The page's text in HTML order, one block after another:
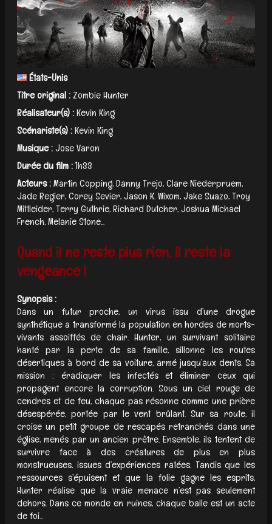
États-Unis
Titre original :Zombie Hunter
Réalisateur(s) :Kevin King
Scénariste(s) :Kevin King
Musique :Jose Varon
Durée du film :1h33
Acteurs :Martin Copping, Danny Trejo, Clare Niederpruem,
Jade Regier, Corey Sevier, Jason K. Wixom, Jake Suazo, Troy
Mittleider, Terry Guthrie, Richard Dutcher, Joshua Michael
French, Melanie Stone...
Quand il ne reste plus rien, il reste la
vengeance !
Synopsis :
Dans un futur proche, un virus issu d’une drogue
synthétique a transformé la population en hordes de morts-
vivants assoiffés de chair. Hunter, un survivant solitaire
hanté par la perte de sa famille, sillonne les routes
désertiques à bord de sa voiture, armé jusqu’aux dents. Sa
mission : éradiquer les infectés et éliminer ceux qui
propagent encore la corruption. Sous un ciel rouge de
cendres et de feu, chaque pas résonne comme une prière
désespérée, portée par le vent brûlant. Sur sa route, il
croise un petit groupe de rescapés retranchés dans une
église, menés par un ancien prêtre. Ensemble, ils tentent de
survivre face à des créatures de plus en plus
monstrueuses, issues d’expériences ratées. Tandis que les
ressources s’épuisent et que la folie gagne les esprits,
Hunter réalise que la vraie menace n’est pas seulement
dehors. Dans ce monde en ruines, chaque balle est un acte
de foi...